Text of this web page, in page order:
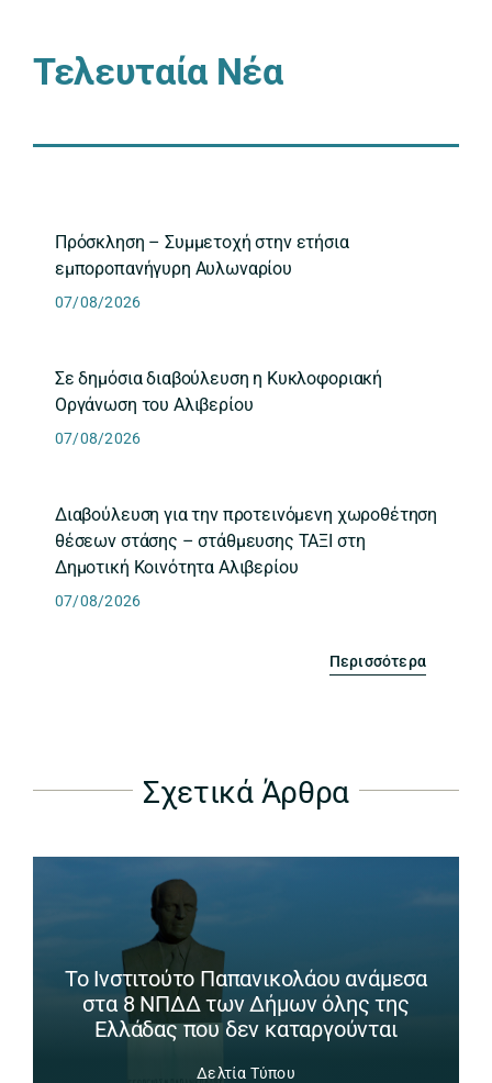
Τελευταία Νέα
Πρόσκληση – Συμμετοχή στην ετήσια
εμποροπανήγυρη Αυλωναρίου
07/08/2026
Σε δημόσια διαβούλευση η Κυκλοφοριακή
Οργάνωση του Αλιβερίου
07/08/2026
Διαβούλευση για την προτεινόμενη χωροθέτηση
θέσεων στάσης – στάθμευσης ΤΑΞΙ στη
Δημοτική Κοινότητα Αλιβερίου
07/08/2026
Περισσότερα
Σχετικά Άρθρα
Το Ινστιτούτο Παπανικολάου ανάμεσα
στα 8 ΝΠΔΔ των Δήμων όλης της
Ελλάδας που δεν καταργούνται
Δελτία Τύπου